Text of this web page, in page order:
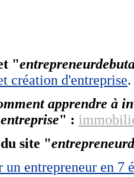
"
création d'entreprise.
apprendre à
" :
site "
entrepreneur en 7